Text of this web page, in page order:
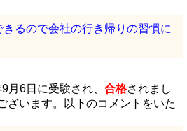
きるので会社の行き帰りの習慣に
月6日に受験され、 合格されまし
ざいます。以下のコメントをいた